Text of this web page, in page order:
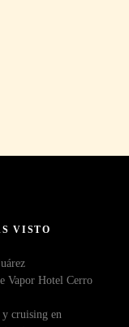
VISTO
Vapor Hotel Cerro
y cruising en